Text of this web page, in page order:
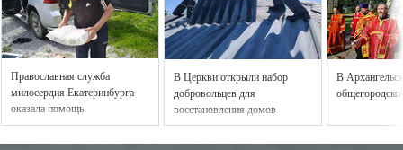
Православная служба
милосердия Екатеринбурга
оказала помощь
пострадавшим от наводнения
В Церкви открыли набор
добровольцев для
восстановления домов
пострадавших мирных
жителей Донецка и Горловки
В